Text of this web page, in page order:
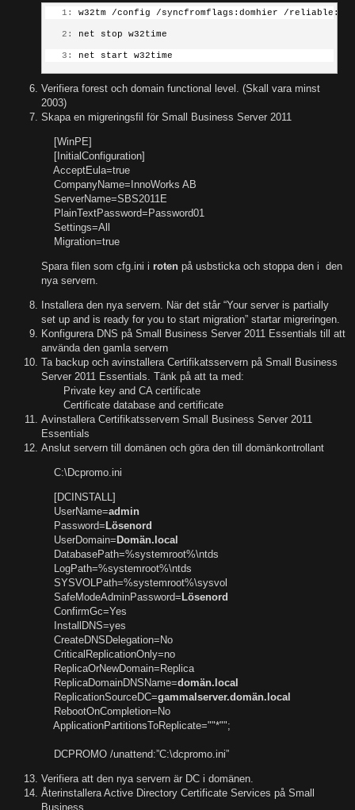
   1:
w32tm /config /syncfromflags:domhier /reliable:no
   2:
net stop w32time
   3:
net start w32time
Verifiera forest och domain functional level. (Skall vara minst
2003)
Skapa en migreringsfil för Small Business Server 2011
[WinPE]
[InitialConfiguration]
AcceptEula=true
CompanyName=InnoWorks AB
ServerName=SBS2011E
PlainTextPassword=Password01
Settings=All
Migration=true
Spara filen som cfg.ini i roten på usbsticka och stoppa den i den
nya servern.
Installera den nya servern. När det står “Your server is partially
set up and is ready for you to start migration” startar migreringen.
Konfigurera DNS på Small Business Server 2011 Essentials till att
använda den gamla servern
Ta backup och avinstallera Certifikatsservern på Small Business
Server 2011 Essentials. Tänk på att ta med:
Private key and CA certificate
Certificate database and certificate
Avinstallera Certifikatsservern Small Business Server 2011
Essentials
Anslut servern till domänen och göra den till domänkontrollant
C:\Dcpromo.ini
[DCINSTALL]
UserName=admin
Password= Lösenord
UserDomain= Domän.local
DatabasePath=%systemroot%\ntds
LogPath=%systemroot%\ntds
SYSVOLPath=%systemroot%\sysvol
SafeModeAdminPassword= Lösenord
ConfirmGc=Yes
InstallDNS=yes
CreateDNSDelegation=No
CriticalReplicationOnly=no
ReplicaOrNewDomain=Replica
ReplicaDomainDNSName=domän.local
ReplicationSourceDC=gammalserver.domän.local
RebootOnCompletion=No
ApplicationPartitionsToReplicate=""*"";
DCPROMO /unattend:”C:\dcpromo.ini”
Verifiera att den nya servern är DC i domänen.
Återinstallera Active Directory Certificate Services på Small
Business